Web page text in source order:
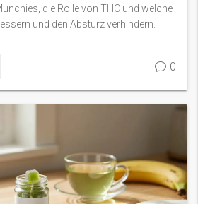
die Rolle von THC und welche
und den Absturz verhindern.
0